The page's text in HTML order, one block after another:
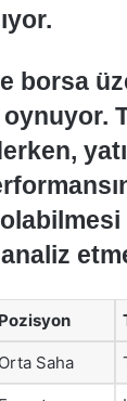
borsa
Pozisyon
Orta Saha